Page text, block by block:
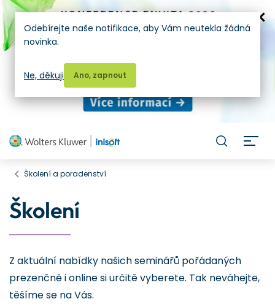
Školení a poradenství
Školení
Z aktuální nabídky našich seminářů pořádaných
prezenčně i online si určitě vyberete. Tak neváhejte,
těšíme se na Vás.
Odebírejte naše notifikace, aby Vám neutekla žádná
novinka.
Ano, zapnout
Ne, děkuji